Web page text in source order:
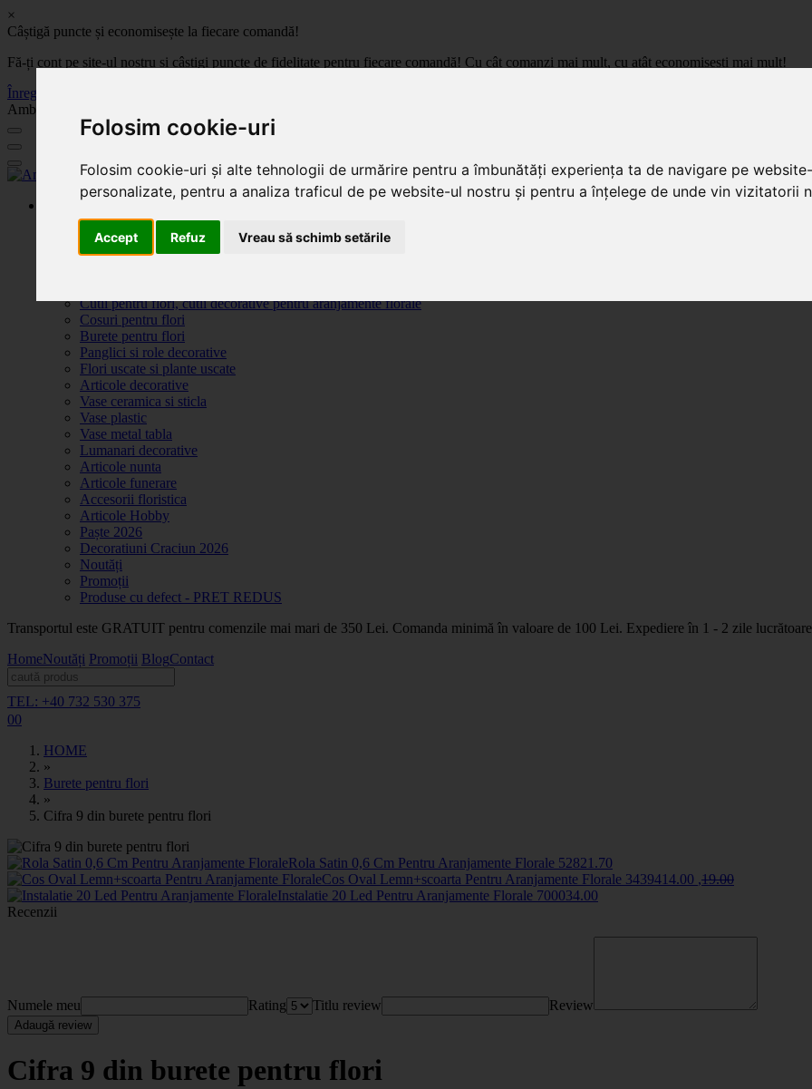
Folosim cookie-uri
Folosim cookie-uri și alte tehnologii de urmărire pentru a îmbunătăți experiența ta de navigare pe
personalizate, pentru a analiza traficul de pe website-ul nostru și pentru a înțelege de unde vin vizitatorii
Accept Refuz Vreau să schimb setările
×
Câștigă puncte și economisește la fiecare comandă!
Fă-ți cont pe site-ul nostru și câștigi puncte de fidelitate pentru fiecare comandă! Cu cât comanzi mai mult, cu atât economisești mai mult!
Înregistrează-te acum
Ambalaje, decoratiuni si accesorii pentru flori. Produse de calitate la pret de importator, cu livrare in toata Romania.
Produse
Plante artificiale la ghiveci
Ambalaje pentru flori
Flori de săpun
Cutii pentru flori, cutii decorative pentru aranjamente florale
Cosuri pentru flori
Burete pentru flori
Panglici si role decorative
Flori uscate si plante uscate
Articole decorative
Vase ceramica si sticla
Vase plastic
Vase metal tabla
Lumanari decorative
Articole nunta
Articole funerare
Accesorii floristica
Articole Hobby
Paște 2026
Decoratiuni Craciun 2026
Noutăți
Promoții
Produse cu defect - PRET REDUS
Transportul este GRATUIT pentru comenzile mai mari de 350 Lei. Comanda minimă în valoare de 100 Lei. Expediere în 1 - 2 zile
HomeNoutăți Promoții BlogContact
TEL: +40 732 530 375
00
HOME
»
Burete pentru flori
»
Cifra 9 din burete pentru flori
Rola Satin 0,6 Cm Pentru Aranjamente Florale 52821 .70
Cos Oval Lemn+scoarta Pentru Aranjamente Florale 3439414.00 ,19.00
Instalatie 20 Led Pentru Aranjamente Florale 700034.00
Recenzii
Numele meu Rating Titlu review Review
Adaugă review
Cifra 9 din burete pentru flori